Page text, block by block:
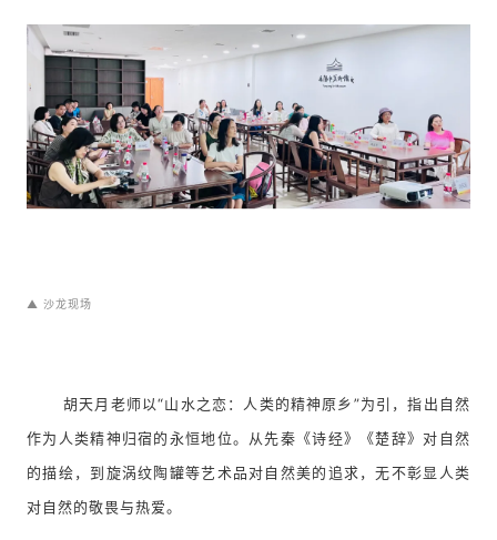
▲ 沙龙现场
胡天月老师以“山水之恋：人类的精神原乡”为引，指出自然
作为人类精神归宿的永恒地位。从先秦《诗经》《楚辞》对自然
的描绘，到旋涡纹陶罐等艺术品对自然美的追求，无不彰显人类
对自然的敬畏与热爱。